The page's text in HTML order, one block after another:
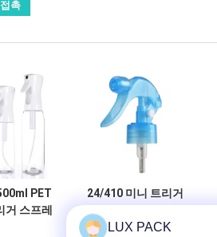
PET
거 스프레
24/410 미니 트리거
잠금 누출 방지,
LUX PACK